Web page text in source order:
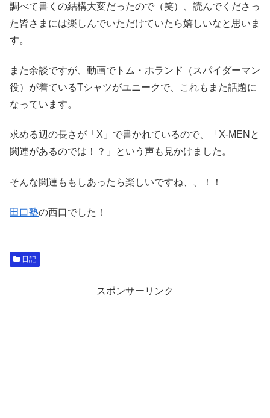
調べて書くの結構大変だったので（笑）、読んでくださっ
た皆さまには楽しんでいただけていたら嬉しいなと思いま
す。
また余談ですが、動画でトム・ホランド（スパイダーマン
役）が着ているTシャツがユニークで、これもまた話題に
なっています。
求める辺の長さが「X」で書かれているので、「X-MENと
関連があるのでは！？」という声も見かけました。
そんな関連ももしあったら楽しいですね、、！！
田口塾の西口でした！
日記
スポンサーリンク